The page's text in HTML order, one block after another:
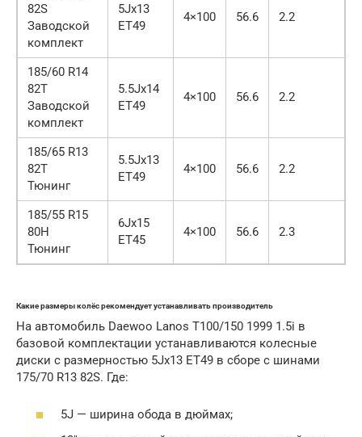
82S
Заводской
комплект
5Jx13
ET49
4×100 56.6 2.2
185/60 R14
82T
Заводской
комплект
5.5Jx14
ET49
4×100 56.6 2.2
185/65 R13
82T
Тюнинг
5.5Jx13
ET49
4×100 56.6 2.2
185/55 R15
80H
Тюнинг
6Jx15
ET45
4×100 56.6 2.3
Какие размеры колёс рекомендует устанавливать производитель
На автомобиль Daewoo Lanos T100/150 1999 1.5i в
базовой комплектации устанавливаются колесные
диски с размерностью 5Jx13 ET49 в сборе с шинами
175/70 R13 82S. Где:
5J — ширина обода в дюймах;